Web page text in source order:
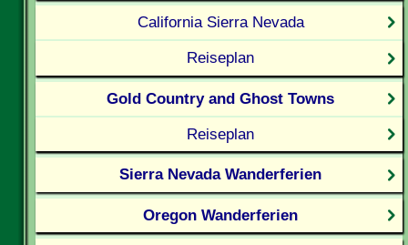
California Sierra Nevada
Reiseplan
Gold Country and Ghost Towns
Reiseplan
Sierra Nevada Wanderferien
Oregon Wanderferien